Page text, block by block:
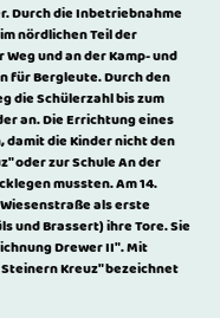
Durch die Inbetriebnahme
nördlichen Teil der
und an der Kamp- und
für Bergleute. Durch den
die Schülerzahl bis zum
an. Die Errichtung eines
damit die Kinder nicht den
oder zur Schule An der
mussten. Am 14.
als erste
und Brassert) ihre Tore. Sie
Drewer II". Mit
Kreuz" bezeichnet